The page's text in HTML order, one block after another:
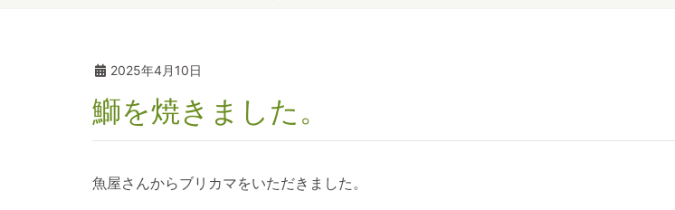
2025年4月10日
鰤を焼きました。
魚屋さんからブリカマをいただきました。